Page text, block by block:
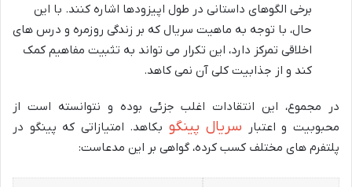
برخی الگوهای داستانی در طول اپیزودها اشاره کنند. با این
حال، با توجه به ماهیت سریال که بر زندگی روزمره و درس های
اخلاقی تمرکز دارد، این تکرار می تواند به تثبیت مفاهیم کمک
کند و از جذابیت کلی آن نمی کاهد.
در مجموع، این انتقادات اغلب جزئی بوده و نتوانسته است از
محبوبیت و اعتبار سریال پینگو بکاهد. امتیازاتی که پینگو در
پلتفرم های مختلف کسب کرده، گواهی بر این مدعاست: